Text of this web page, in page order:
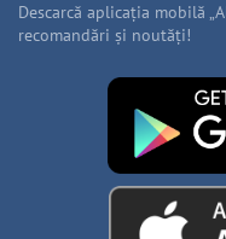
Descarcă aplicația mobilă
recomandări și noutăți!